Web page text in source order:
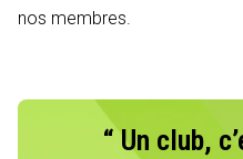
nos membres.
“ Un club,